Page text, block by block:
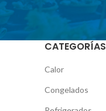
CATEGORÍAS
Calor
Congelados